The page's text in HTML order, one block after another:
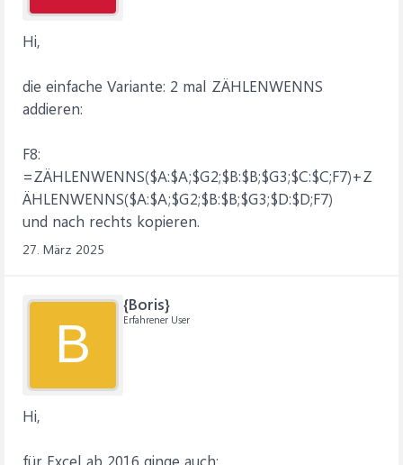
Hi,
die einfache Variante: 2 mal ZÄHLENWENNS
addieren:
F8:
=ZÄHLENWENNS($A:$A;$G2;$B:$B;$G3;$C:$C;F7)+Z
ÄHLENWENNS($A:$A;$G2;$B:$B;$G3;$D:$D;F7)
und nach rechts kopieren.
27. März 2025
B
{Boris}
Erfahrener User
Hi,
für Excel ab 2016 ginge auch: